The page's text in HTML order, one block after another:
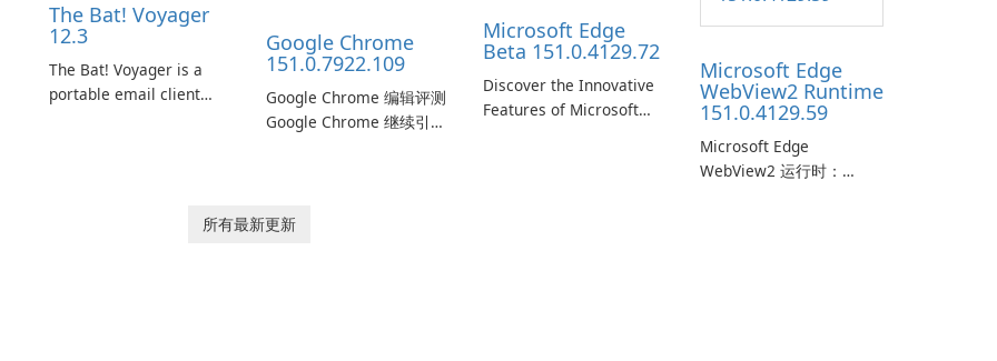
The Bat! Voyager
12.3
The Bat! Voyager is a
portable email client
Google Chrome
151.0.7922.109
Google Chrome 编辑评测
Google Chrome 继续引领
的紧密集成。Chrome支持
Microsoft Edge
Beta 151.0.4129.72
Discover the Innovative
Features of Microsoft
Microsoft Edge
WebView2 Runtime
151.0.4129.59
Microsoft Edge
WebView2 运行时：
所有最新更新